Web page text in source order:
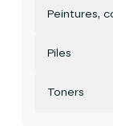
Peintures,
Piles
Toners